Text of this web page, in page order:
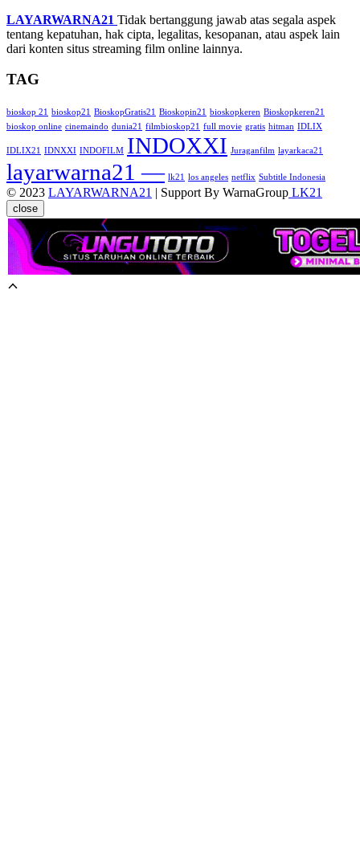
LAYARWARNA21 Tidak bertanggung jawab atas segala aspek
tentang kepatuhan, hak cipta, legalitas, kesopanan, atau aspek lain
dari konten situs streaming film online lainnya.
TAG
bioskop 21 bioskop21 BioskopGratis21 Bioskopin21 bioskopkeren Bioskopkeren21
bioskop online cinemaindo dunia21 filmbioskop21 full movie gratis hitman IDLIX
IDLIX21 IDNXXI INDOFILM INDOXXI Juraganfilm layarkaca21
layarwarna21 — lk21 los angeles netflix Subtitle Indonesia
© 2023 LAYARWARNA21 | Support By WarnaGroup LK21
close